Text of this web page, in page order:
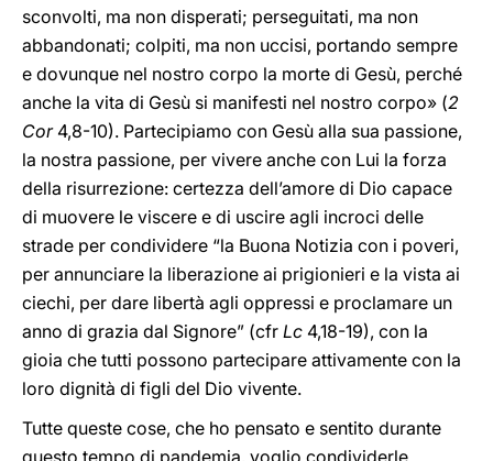
sconvolti, ma non disperati; perseguitati, ma non
abbandonati; colpiti, ma non uccisi, portando sempre
e dovunque nel nostro corpo la morte di Gesù, perché
anche la vita di Gesù si manifesti nel nostro corpo» (2
Cor4,8-10). Partecipiamo con Gesù alla sua passione,
la nostra passione, per vivere anche con Lui la forza
della risurrezione: certezza dell’amore di Dio capace
di muovere le viscere e di uscire agli incroci delle
strade per condividere “la Buona Notizia con i poveri,
per annunciare la liberazione ai prigionieri e la vista ai
ciechi, per dare libertà agli oppressi e proclamare un
anno di grazia dal Signore” (cfr Lc 4,18-19), con la
gioia che tutti possono partecipare attivamente con la
loro dignità di figli del Dio vivente.
Tutte queste cose, che ho pensato e sentito durante
questo tempo di pandemia, voglio condividerle